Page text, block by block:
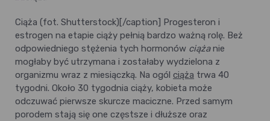
Ciąża (fot. Shutterstock)[/caption] Progesteron i
estrogen na etapie ciąży pełnią bardzo ważną rolę. Beż
odpowiedniego stężenia tych hormonów ciążanie
mogłaby być utrzymana i zostałaby wydzielona z
organizmu wraz z miesiączką. Na ogól ciąża trwa 40
tygodni. Około 30 tygodnia ciąży, kobieta może
odczuwać pierwsze skurcze maciczne. Przed samym
porodem stają się one częstsze i dłuższe oraz